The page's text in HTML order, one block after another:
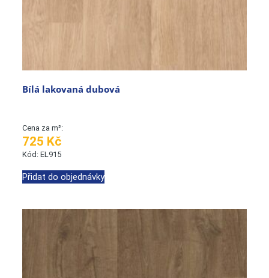
Bílá lakovaná dubová
Cena za m²:
725 Kč
Kód: EL915
Přidat do objednávky